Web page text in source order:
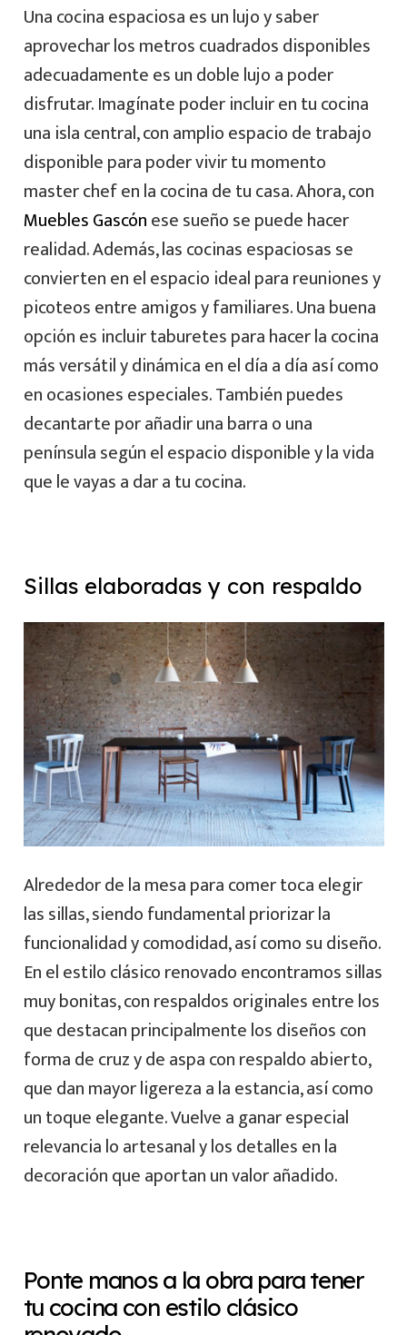
Una cocina espaciosa es un lujo y saber
aprovechar los metros cuadrados disponibles
adecuadamente es un doble lujo a poder
disfrutar. Imagínate poder incluir en tu cocina
una isla central, con amplio espacio de trabajo
disponible para poder vivir tu momento
master chef en la cocina de tu casa. Ahora, con
Muebles Gascónese sueño se puede hacer
realidad.Además, las cocinas espaciosas se
convierten en el espacio ideal para reuniones y
picoteos entre amigos y familiares. Una buena
opción es incluir taburetes para hacer la cocina
más versátil y dinámica en el día a día así como
en ocasiones especiales. También puedes
decantarte por añadir una barra o una
península según el espacio disponible y la vida
que le vayas a dar a tu cocina.
Sillas elaboradas y con respaldo
Alrededor de la mesa para comer toca elegir
las sillas, siendo fundamental priorizar la
funcionalidad y comodidad, así como su diseño.
En el estilo clásico renovado encontramos sillas
muy bonitas, con respaldos originales entre los
que destacan principalmente los diseños con
forma de cruz y de aspa con respaldo abierto,
que dan mayor ligereza a la estancia, así como
un toque elegante. Vuelve a ganar especial
relevancia lo artesanal y los detalles en la
decoración que aportan un valor añadido.
Ponte manos a la obra para tener
tu cocina con estilo clásico